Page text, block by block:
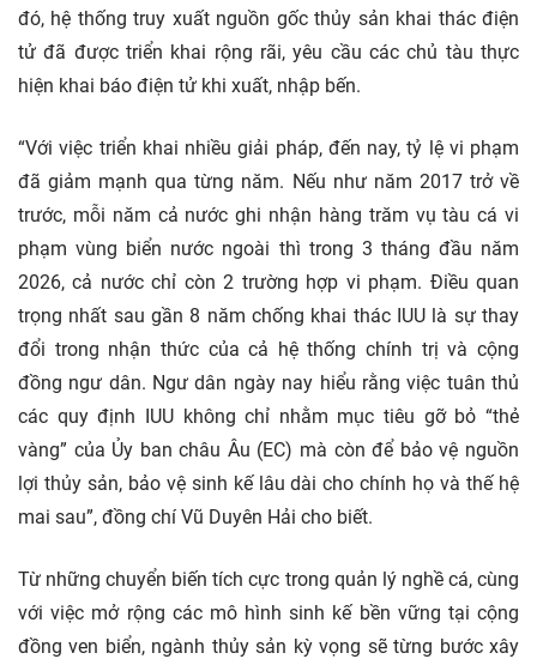
đó, hệ thống truy xuất nguồn gốc thủy sản khai thác điện
tử đã được triển khai rộng rãi, yêu cầu các chủ tàu thực
hiện khai báo điện tử khi xuất, nhập bến.
“Với việc triển khai nhiều giải pháp, đến nay, tỷ lệ vi phạm
đã giảm mạnh qua từng năm. Nếu như năm 2017 trở về
trước, mỗi năm cả nước ghi nhận hàng trăm vụ tàu cá vi
phạm vùng biển nước ngoài thì trong 3 tháng đầu năm
2026, cả nước chỉ còn 2 trường hợp vi phạm. Điều quan
trọng nhất sau gần 8 năm chống khai thác IUU là sự thay
đổi trong nhận thức của cả hệ thống chính trị và cộng
đồng ngư dân. Ngư dân ngày nay hiểu rằng việc tuân thủ
các quy định IUU không chỉ nhằm mục tiêu gỡ bỏ “thẻ
vàng” của Ủy ban châu Âu (EC) mà còn để bảo vệ nguồn
lợi thủy sản, bảo vệ sinh kế lâu dài cho chính họ và thế hệ
mai sau”, đồng chí Vũ Duyên Hải cho biết.
Từ những chuyển biến tích cực trong quản lý nghề cá, cùng
với việc mở rộng các mô hình sinh kế bền vững tại cộng
đồng ven biển, ngành thủy sản kỳ vọng sẽ từng bước xây